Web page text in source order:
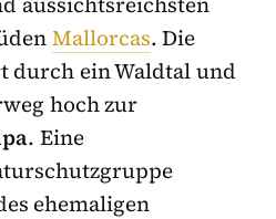
Mallorcas. Die
durch ein Waldtal und
hoch zur
. Eine
ehemaligen